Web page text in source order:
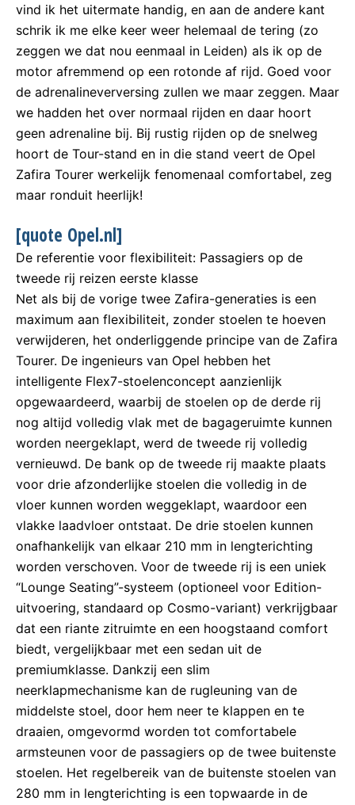
vind ik het uitermate handig, en aan de andere kant
schrik ik me elke keer weer helemaal de tering (zo
zeggen we dat nou eenmaal in Leiden) als ik op de
motor afremmend op een rotonde af rijd. Goed voor
de adrenalineverversing zullen we maar zeggen. Maar
we hadden het over normaal rijden en daar hoort
geen adrenaline bij. Bij rustig rijden op de snelweg
hoort de Tour-stand en in die stand veert de Opel
Zafira Tourer werkelijk fenomenaal comfortabel, zeg
maar ronduit heerlijk!
[quote Opel.nl]
De referentie voor flexibiliteit: Passagiers op de
tweede rij reizen eerste klasse
Net als bij de vorige twee Zafira-generaties is een
maximum aan flexibiliteit, zonder stoelen te hoeven
verwijderen, het onderliggende principe van de Zafira
Tourer. De ingenieurs van Opel hebben het
intelligente Flex7-stoelenconcept aanzienlijk
opgewaardeerd, waarbij de stoelen op de derde rij
nog altijd volledig vlak met de bagageruimte kunnen
worden neergeklapt, werd de tweede rij volledig
vernieuwd. De bank op de tweede rij maakte plaats
voor drie afzonderlijke stoelen die volledig in de
vloer kunnen worden weggeklapt, waardoor een
vlakke laadvloer ontstaat. De drie stoelen kunnen
onafhankelijk van elkaar 210 mm in lengterichting
worden verschoven. Voor de tweede rij is een uniek
“Lounge Seating”-systeem (optioneel voor Edition-
uitvoering, standaard op Cosmo-variant) verkrijgbaar
dat een riante zitruimte en een hoogstaand comfort
biedt, vergelijkbaar met een sedan uit de
premiumklasse. Dankzij een slim
neerklapmechanisme kan de rugleuning van de
middelste stoel, door hem neer te klappen en te
draaien, omgevormd worden tot comfortabele
armsteunen voor de passagiers op de twee buitenste
stoelen. Het regelbereik van de buitenste stoelen van
280 mm in lengterichting is een topwaarde in de